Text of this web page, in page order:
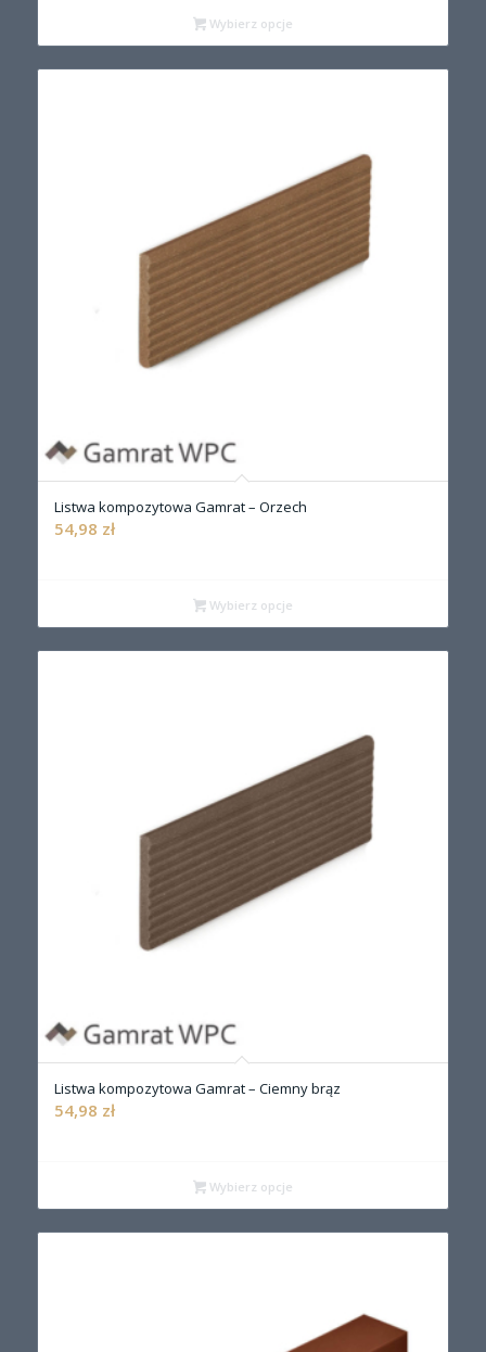
Wybierz opcje
Listwa kompozytowa Gamrat – Orzech
54,98 zł
Wybierz opcje
Listwa kompozytowa Gamrat – Ciemny brąz
54,98 zł
Wybierz opcje